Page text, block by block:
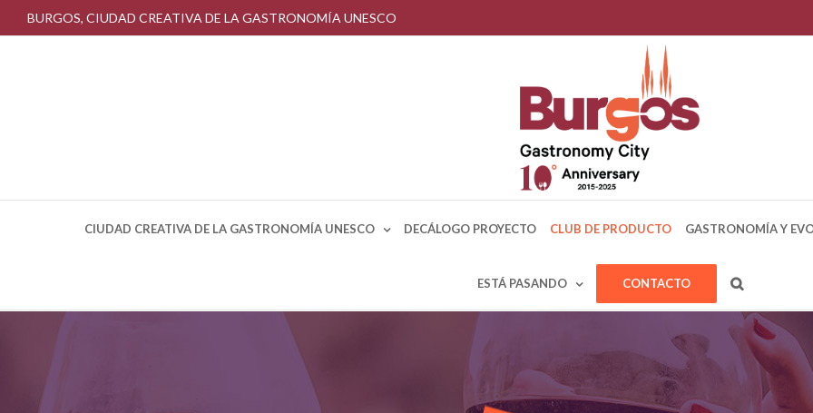
Saltar
al
BURGOS, CIUDAD CREATIVA DE LA GASTRONOMÍA UNESCO
CIUDAD CREATIVA DE LA GASTRONOMÍA UNESCO DECÁLOGO PROYECTO CLUB DE PRODUCTO GASTRONOMÍA Y
ESTÁ PASANDO CONTACTO